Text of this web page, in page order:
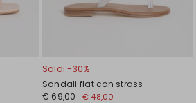
Saldi -30%
Sandali flat con strass
€ 69,00 € 48,00